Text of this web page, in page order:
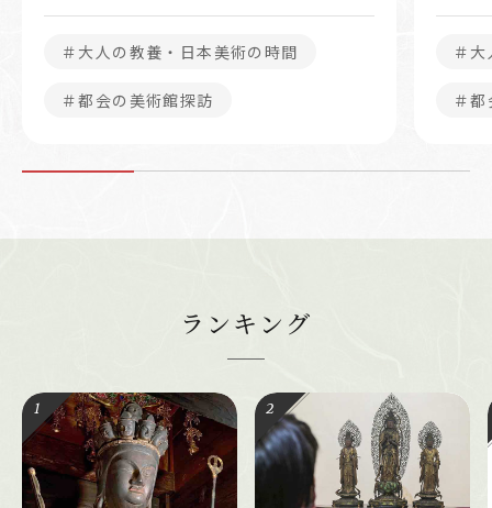
＃大人の教養・日本美術の時間
＃都会の美術館探訪
＃
＃
ランキング